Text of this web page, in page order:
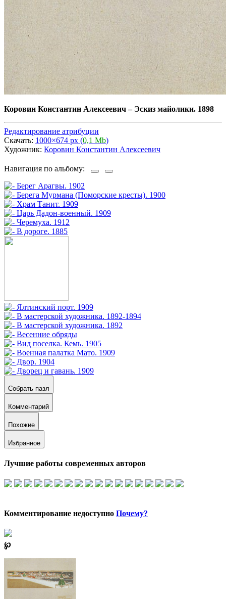
Коровин Константин Алексеевич– Эскиз майолики. 1898
Редактирование атрибуции
Скачать: 1000×674 px (0,1 Mb)
Художник: Коровин Константин Алексеевич
Навигация по альбому:
Собрать пазл
Комментарий
Похожие
Избранное
Лучшие работы современных авторов
Комментирование недоступно Почему?
℘